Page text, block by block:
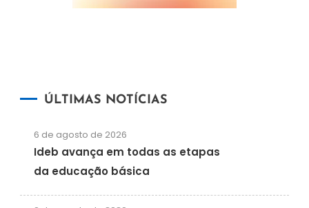
ÚLTIMAS NOTÍCIAS
6 de agosto de 2026
Ideb avança em todas as etapas
da educação básica